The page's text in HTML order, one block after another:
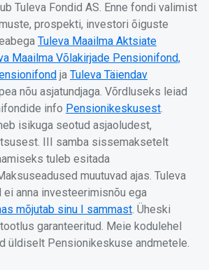
Tuleva Fondid AS. Enne fondi valimist
prospekti, investori õiguste
Tuleva Maailma Aktsiate
Maailma Võlakirjade Pensionifond,
ja Tuleva Täiendav
nõu asjatundjaga. Võrdluseks leiad
info Pensionikeskusest.
isikuga seotud asjaoludest,
III samba sissemaksetelt
tuleb esitada
muutuvad ajas. Tuleva
ei anna investeerimisnõu ega
mõjutab sinu I sammast. Üheski
garanteeritud. Meie kodulehel
üldiselt Pensionikeskuse andmetele.